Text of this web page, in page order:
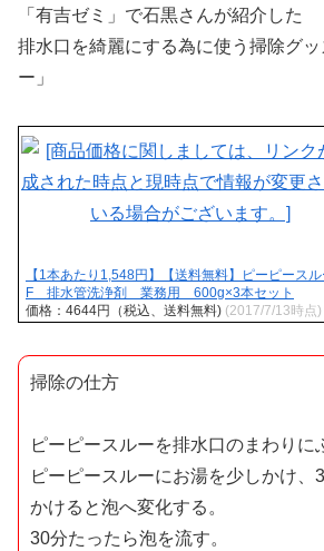
「有吉ゼミ」で石黒さんが紹介した
排水口を綺麗にする為に使う掃除グッ
ー」
【1本あたり1,548円】【送料無料】ピーピースル
F 排水管洗浄剤 業務用 600g×3本セット
価格：4644円（税込、送料無料) (2017/7/13時点)
掃除の仕方
ピーピースルーを排水口のまわりに
ピーピースルーにお湯を少しかけ、
かけると泡へ変化する。
30分たったら泡を流す。